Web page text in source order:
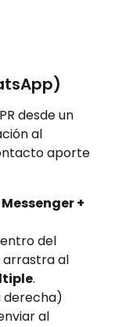
desde un
al
aporte
Messenger +
del
arrastra al
.
derecha)
al